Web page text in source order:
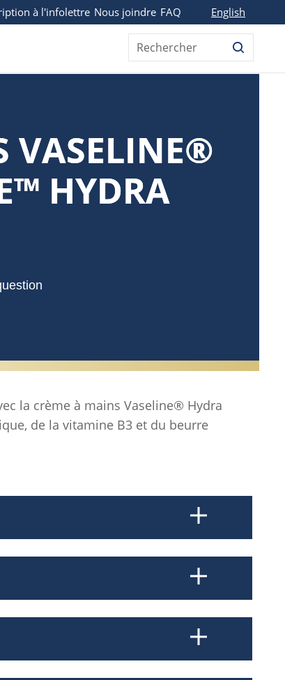
à l'infolettre Nous joindre FAQ English
Rechercher
VASELINE®
HYDRA
la crème à mains Vaseline® Hydra
de la vitamine B3 et du beurre